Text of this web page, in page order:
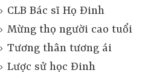
CLB Bác sĩ Họ Đinh
Mừng thọ người cao tuổi
Tương thân tương ái
Lược sử học Đinh